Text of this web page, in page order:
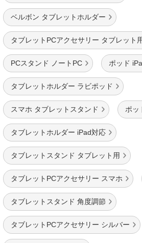
ベルボン タブレットホルダー
タブレットPCアクセサリー タブレット
PCスタンド ノートPC ポッド
タブレットホルダー ラビポッド
スマホ タブレットスタンド ポッ
タブレットホルダー iPad対応
タブレットスタンド タブレット用
タブレットPCアクセサリー スマホ
タブレットスタンド 角度調節
タブレットPCアクセサリー シルバー